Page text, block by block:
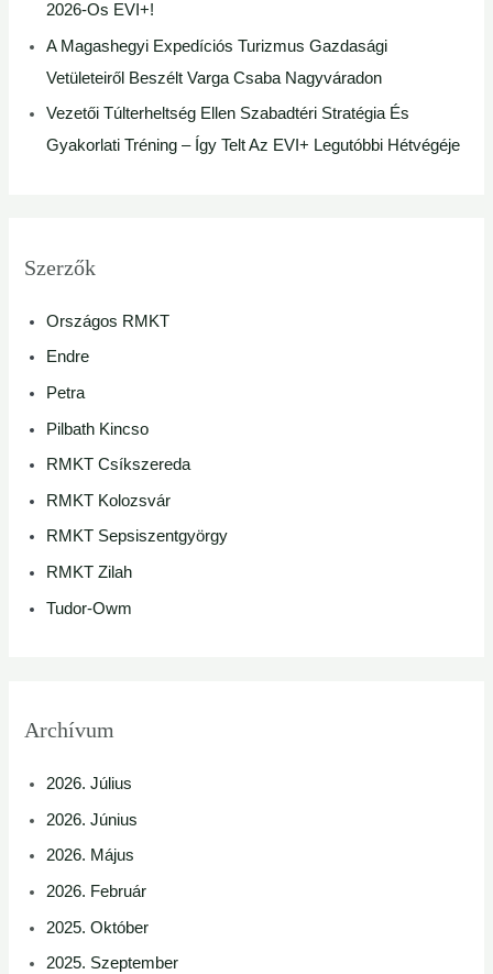
2026-Os EVI+!
A Magashegyi Expedíciós Turizmus Gazdasági
Vetületeiről Beszélt Varga Csaba Nagyváradon
Vezetői Túlterheltség Ellen Szabadtéri Stratégia És
Gyakorlati Tréning – Így Telt Az EVI+ Legutóbbi Hétvégéje
Szerzők
Országos RMKT
Endre
Petra
Pilbath Kincso
RMKT Csíkszereda
RMKT Kolozsvár
RMKT Sepsiszentgyörgy
RMKT Zilah
Tudor-Owm
Archívum
2026. Július
2026. Június
2026. Május
2026. Február
2025. Október
2025. Szeptember